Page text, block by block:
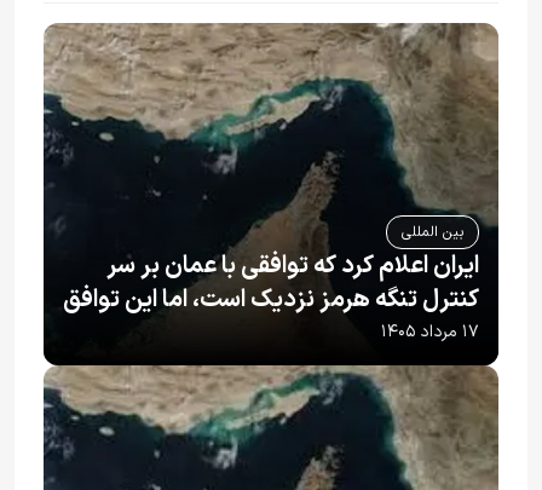
بین المللی
ایران اعلام کرد که توافقی با عمان بر سر
کنترل تنگه هرمز نزدیک است، اما این توافق
به تنهایی نمی‌تواند آبراه را آزاد کند
۱۷ مرداد ۱۴۰۵